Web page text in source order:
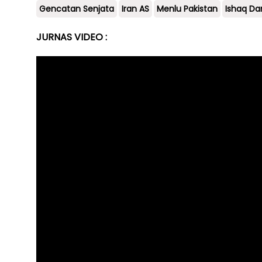
Gencatan Senjata Iran AS Menlu Pakistan Ishaq
JURNAS VIDEO :